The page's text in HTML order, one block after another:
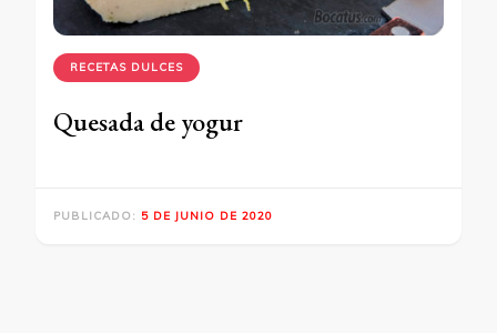
RECETAS DULCES
Quesada de yogur
PUBLICADO: 5 DE JUNIO DE 2020